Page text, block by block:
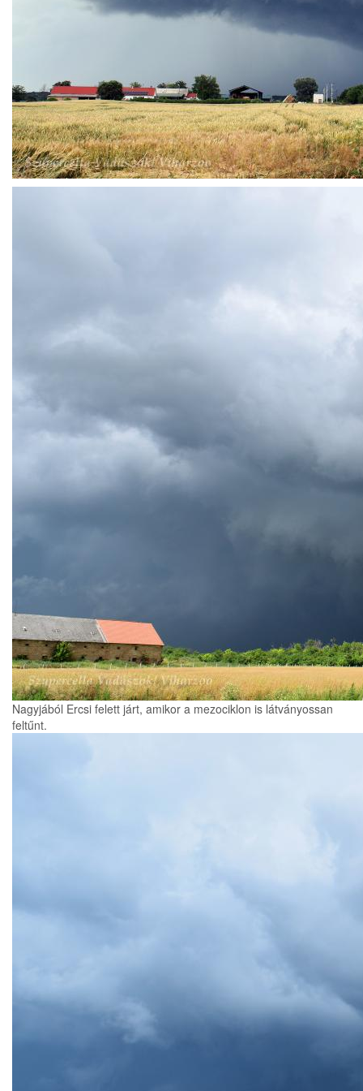
Nagyjából Ercsi felett járt, amikor a mezociklon is látványossan
feltűnt.